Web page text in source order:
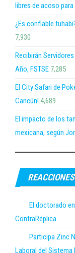
libres de acoso
¿Es confiable
7,930
Recibirán
Año, FSTSE 7,285
El City Safari de
Cancún! 4,689
El impacto de los
mexicana, según
El doctorado
ContraRéplica
Participa Zinc
Laboral del Sistema